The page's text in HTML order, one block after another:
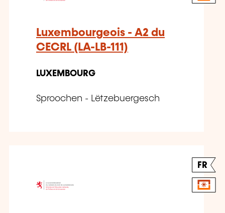
Luxembourgeois - A2 du
CECRL (LA-LB-111)
LUXEMBOURG
Sproochen - Lëtzebuergesch
FR